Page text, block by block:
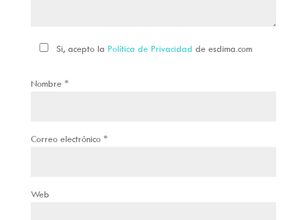
Si, acepto la Política de Privacidad de esdima.com
Nombre *
Correo electrónico *
Web